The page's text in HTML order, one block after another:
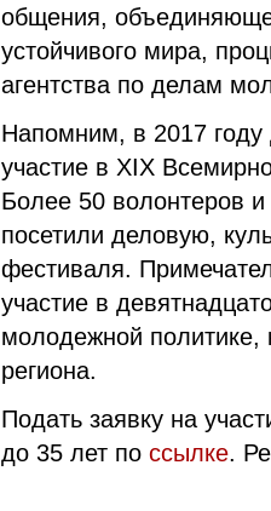
общения,
устойчивого мира,
агентства по делам
Напомним, в 2017 году
участие в XIX
Более 50 волонтеров и
посетили деловую,
фестиваля.
участие в
молодежной политике,
региона.
Подать заявку на
до 35 лет по ссылке.